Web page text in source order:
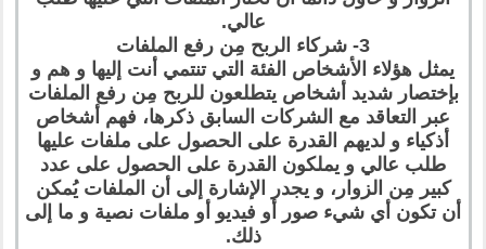
عالي.
3- شركاء الربح مِن رفع الملفات
يمثل هؤلاء الأشخاص الفئة التي تنتمي أنت إليها و هم و
بإختصار شديد أشخاص يتطلعون للربح مِن رفع الملفات
عبر التعاقد مع الشركات السابق ذكرها، فهم أشخاص
أذكياء و لديهم القدرة على الحصول على ملفات عليها
طلب عالي و يملكون القدرة على الحصول على عدد
كبير مِن الزوار، و يجدر الإشارة إلى أن الملفات يُمكن
أن تكون أي شيء صور أو فيديو أو ملفات نصية و ما إلى
ذلك.